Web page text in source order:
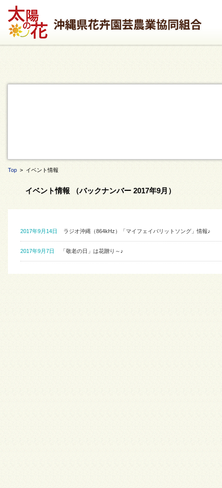
Top > イベント情報
イベント情報 （バックナンバー 2017年9月）
2017年9月14日 ラジオ沖縄（864kHz）「マイフェイバリットソング」情報♪
2017年9月7日 「敬老の日」は花贈り～♪